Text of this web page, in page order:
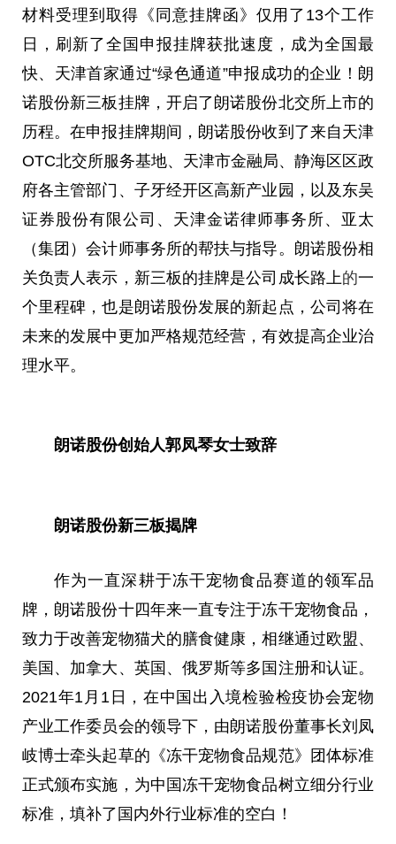
材料受理到取得《同意挂牌函》仅用了13个工作
日，刷新了全国申报挂牌获批速度，成为全国最
快、天津首家通过“绿色通道”申报成功的企业！朗
诺股份新三板挂牌，开启了朗诺股份北交所上市的
历程。在申报挂牌期间，朗诺股份收到了来自天津
OTC北交所服务基地、天津市金融局、静海区区政
府各主管部门、子牙经开区高新产业园，以及东吴
证券股份有限公司、天津金诺律师事务所、亚太
（集团）会计师事务所的帮扶与指导。朗诺股份相
关负责人表示，新三板的挂牌是公司成长路上的一
个里程碑，也是朗诺股份发展的新起点，公司将在
未来的发展中更加严格规范经营，有效提高企业治
理水平。
朗诺股份创始人郭凤琴女士致辞
朗诺股份新三板揭牌
作为一直深耕于冻干宠物食品赛道的领军品
牌，朗诺股份十四年来一直专注于冻干宠物食品，
致力于改善宠物猫犬的膳食健康，相继通过欧盟、
美国、加拿大、英国、俄罗斯等多国注册和认证。
2021年1月1日，在中国出入境检验检疫协会宠物
产业工作委员会的领导下，由朗诺股份董事长刘凤
岐博士牵头起草的《冻干宠物食品规范》团体标准
正式颁布实施，为中国冻干宠物食品树立细分行业
标准，填补了国内外行业标准的空白！